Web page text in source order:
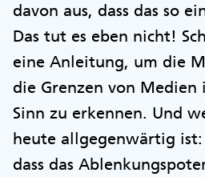
davon aus, dass das so
Das tut es eben nicht!
eine Anleitung, um die
die Grenzen von Medien
Sinn zu erkennen. Und
heute allgegenwärtig ist:
dass das